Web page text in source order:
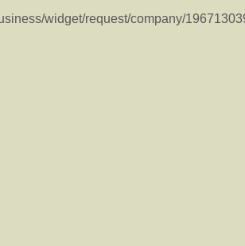
widget/request/company/